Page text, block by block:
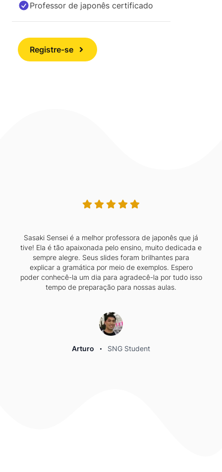
Professor de japonês certificado
Registre-se
agradecimentos à escola por proporcionar uma
experiência de aprendizagem tão excelente. Adoro
estudar japonês com Kamioka Sensei. Ela é muito
paciente, prestável, dedicada e amável. Além disso, ela
explica todos os tópicos gramaticais com grande
detalhe, o que me facilita a sua compreensão. Ela
prestativo. Mais uma vez obrigado pelo ambiente de
aprendizagem fantástico na escola"!